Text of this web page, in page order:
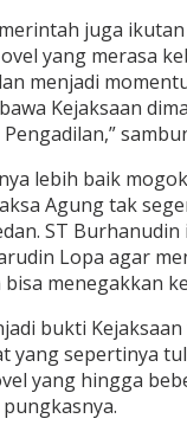
juga
yang merasa
menjadi
Kejaksaan
lebih baik
Agung tak
ST
Lopa agar
menegakkan
bukti
yang sepertinya
yang hingga